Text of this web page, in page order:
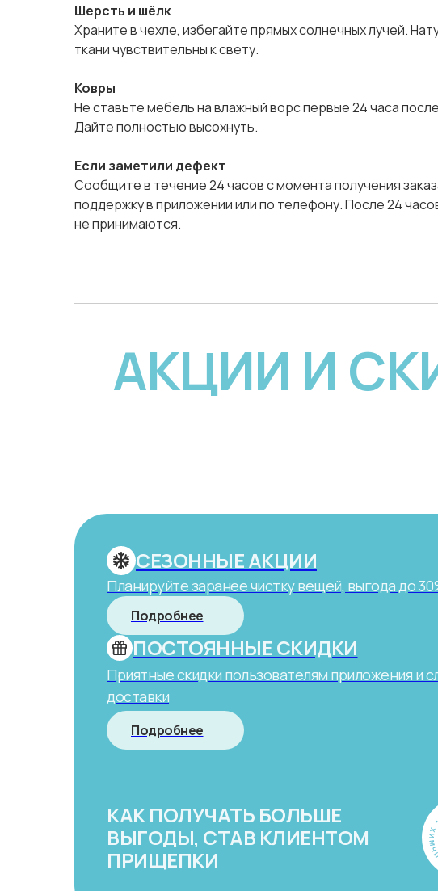
Шерсть и шёлк
Храните в чехле, избегайте прямых солнечных лучей.
ткани чувствительны к свету.
Ковры
Не ставьте мебель на влажный ворс первые 24 часа
Дайте полностью высохнуть.
Если заметили дефект
Сообщите в течение 24 часов с момента получения
поддержку в приложении или по телефону. После 24
не принимаются.
АКЦИИ И
СЕЗОННЫЕ АКЦИИ
Планируйте заранее чистку вещей, выгода до
Подробнее
ПОСТОЯННЫЕ СКИДКИ
Приятные скидки пользователям приложения и
доставки
Подробнее
КАК ПОЛУЧАТЬ БОЛЬШЕ
ВЫГОДЫ, СТАВ КЛИЕНТОМ
ПРИЩЕПКИ